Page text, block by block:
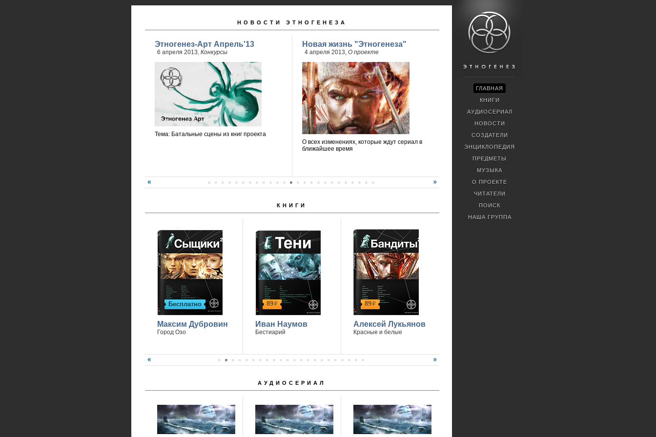
НОВОСТИ ЭТНОГЕНЕЗА
Этногенез-Арт Апрель'13
6 апреля 2013, Конкурсы
Тема: Батальные сцены из книг проекта
Новая жизнь "Этногенеза"
4 апреля 2013, О проекте
О всех изменениях, которые ждут сериал в
ближайшее время
КНИГИ
Бесплатно
Максим Дубровин
Город Озо
89р
Иван Наумов
Бестиарий
89р
Алексей Лукьянов
Красные и белые
АУДИОСЕРИАЛ
ГЛАВНАЯ
КНИГИ
АУДИОСЕРИАЛ
НОВОСТИ
СОЗДАТЕЛИ
ЭНЦИКЛОПЕДИЯ
ПРЕДМЕТЫ
МУЗЫКА
О ПРОЕКТЕ
ЧИТАТЕЛИ
ПОИСК
НАША ГРУППА